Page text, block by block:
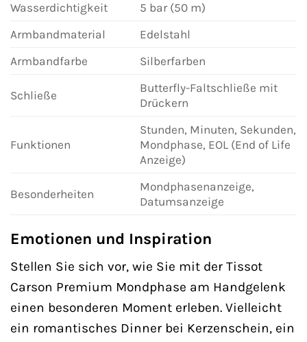
Wasserdichtigkeit
5 bar (50 m)
Armbandmaterial
Edelstahl
Armbandfarbe
Silberfarben
Schließe
Butterfly-Faltschließe mit
Drückern
Funktionen
Stunden, Minuten, Sekunden,
Mondphase, EOL (End of Life
Anzeige)
Besonderheiten
Mondphasenanzeige,
Datumsanzeige
Emotionen und Inspiration
Stellen Sie sich vor, wie Sie mit der Tissot
Carson Premium Mondphase am Handgelenk
einen besonderen Moment erleben. Vielleicht
ein romantisches Dinner bei Kerzenschein, ein